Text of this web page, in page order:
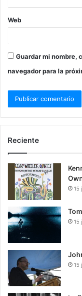
Web
Guardar mi nombre,
navegador para la
Reciente
15
15
15